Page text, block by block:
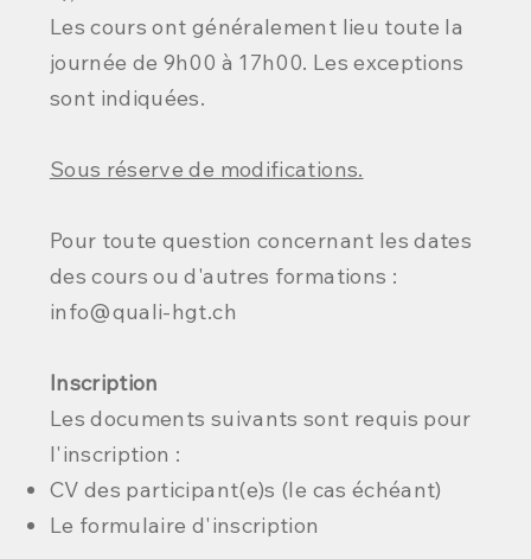
Les cours ont généralement lieu toute la
journée de 9h00 à 17h00. Les exceptions
sont indiquées.
Sous réserve de modifications.
Pour toute question concernant les dates
des cours ou d'autres formations :
info@quali-hgt.ch
Inscription
Les documents suivants sont requis pour
l'inscription :
CV des participant(e)s (le cas échéant)
Le formulaire d'inscription